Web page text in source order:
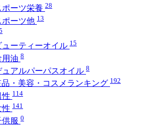
ポーツ栄養 28
ポーツ他 13
ューティーオイル 15
用油 8
ュアルパーパスオイル 8
・美容・コスメランキング 192
性 114
性 141
供服 0